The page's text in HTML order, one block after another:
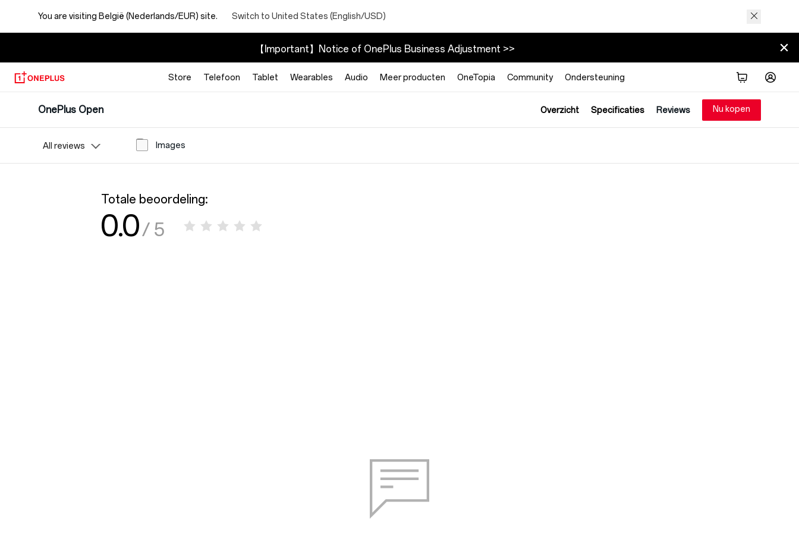
You are visiting België (Nederlands/EUR) site. Switch to United States (English/USD)
【Important】Notice of OnePlus Business Adjustment >>
Store Telefoon Tablet Wearables Audio Meer producten OneTopia Community Ondersteuning
OnePlus Open Overzicht Specificaties Reviews Nu kopen
All reviews Images
Totale beoordeling:
0.0/ 5